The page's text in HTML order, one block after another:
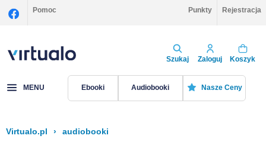
Pomoc Punkty Rejestracja
Szukaj Zaloguj Koszyk
MENU Ebooki Audiobooki Nasze Ceny
Virtualo.pl › audiobooki